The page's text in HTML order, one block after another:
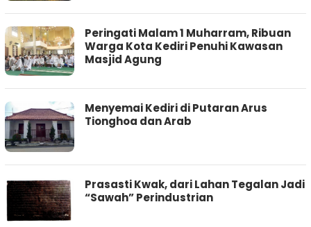
Peringati Malam 1 Muharram, Ribuan
Warga Kota Kediri Penuhi Kawasan
Masjid Agung
Menyemai Kediri di Putaran Arus
Tionghoa dan Arab
Prasasti Kwak, dari Lahan Tegalan Jadi
“Sawah” Perindustrian